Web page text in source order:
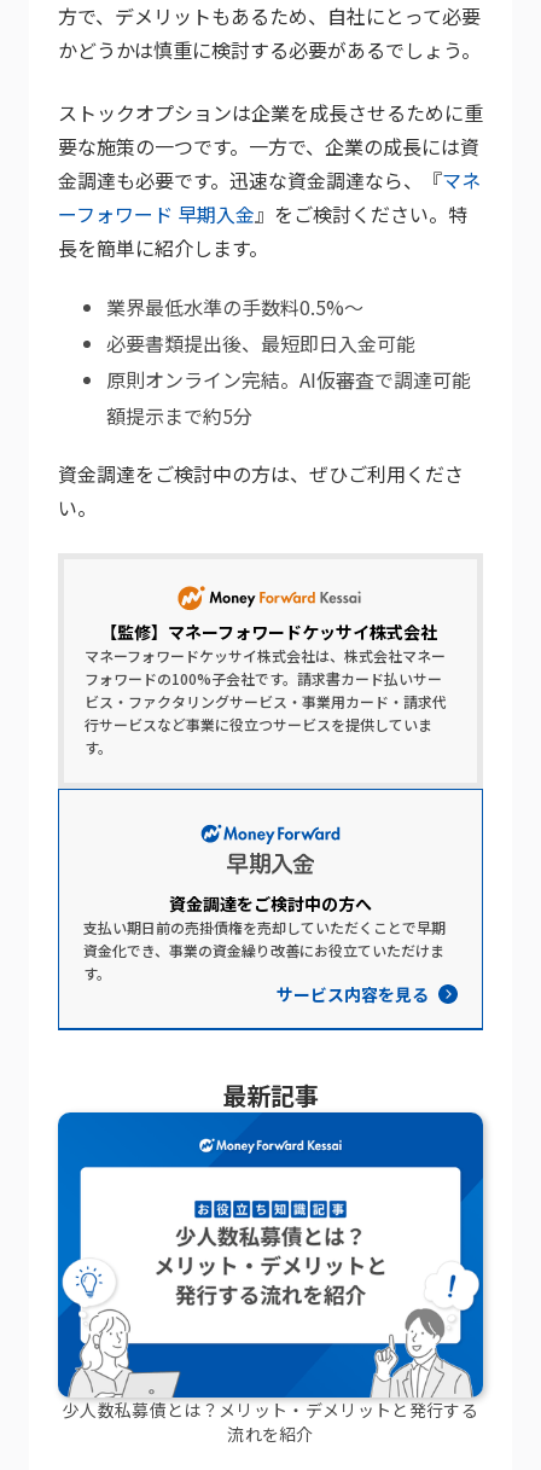
方で、デメリットもあるため、自社にとって必要
かどうかは慎重に検討する必要があるでしょう。
ストックオプションは企業を成長させるために重
要な施策の一つです。一方で、企業の成長には資
金調達も必要です。迅速な資金調達なら、『マネ
ーフォワード 早期入金』をご検討ください。特
長を簡単に紹介します。
業界最低水準の手数料0.5%～
必要書類提出後、最短即日入金可能
原則オンライン完結。AI仮審査で調達可能
額提示まで約5分
資金調達をご検討中の方は、ぜひご利用くださ
い。
【監修】 マネーフォワードケッサイ株式会社
マネーフォワードケッサイ株式会社は、株式会社マネー
フォワードの100%子会社です。請求書カード払いサー
ビス・ファクタリングサービス・事業用カード・請求代
行サービスなど事業に役立つサービスを提供していま
す。
資金調達を​ご検討中の​方​へ​
支払い期日前の売掛債権を売却していただくことで早期
資金化でき、事業の資金繰り改善にお役立ていただけま
す。
サービス内容を見る
最新記事
少人数私募債とは？メリット・デメリットと発行する
流れを紹介